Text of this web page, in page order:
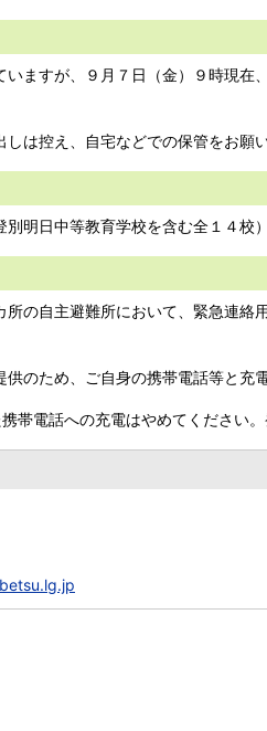
いますが、９月７日（金）９時現
は控え、自宅などでの保管をお願い
明日中等教育学校を含む全１４校
の自主避難所において、緊急連絡
のため、ご自身の携帯電話等と充
帯電話への充電はやめてください。